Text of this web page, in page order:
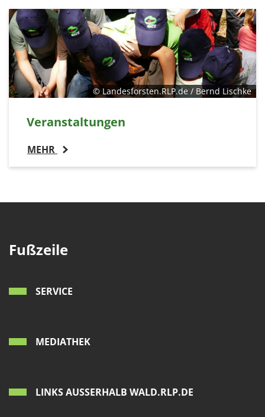
© Landesforsten.RLP.de / Bernd Lischke
Veranstaltungen
MEHR
Fußzeile
SERVICE
MEDIATHEK
LINKS AUSSERHALB WALD.RLP.DE